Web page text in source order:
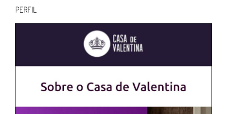
PERFIL